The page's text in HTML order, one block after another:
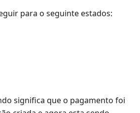
para o seguinte estados:
significa que o pagamento foi